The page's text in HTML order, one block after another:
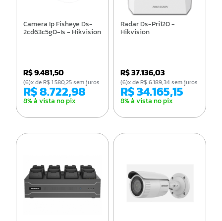
Camera Ip Fisheye Ds-
2cd63c5g0-Is - Hikvision
R$ 9.481,50
R$ 8.722,98
8% à vista no pix
(6)x de R$ 1.580,25 sem juros
Radar Ds-Pri120 -
Hikvision
R$ 37.136,03
R$ 34.165,15
8% à vista no pix
(6)x de R$ 6.189,34 sem juros